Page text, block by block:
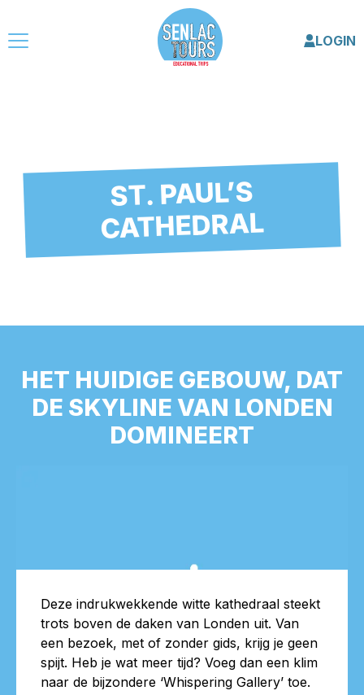
LOGIN
ST. PAUL’S
CATHEDRAL
HET HUIDIGE GEBOUW, DAT
DE SKYLINE VAN LONDEN
DOMINEERT
Deze indrukwekkende witte kathedraal steekt
trots boven de daken van Londen uit. Van
een bezoek, met of zonder gids, krijg je geen
spijt. Heb je wat meer tijd? Voeg dan een klim
naar de bijzondere ‘Whispering Gallery’ toe.